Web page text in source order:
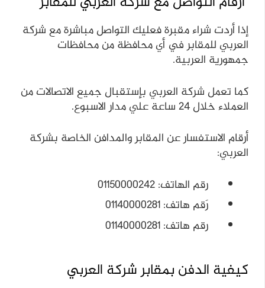
إذا أردت شراء مقبرة فعليك التواصل مباشرة مع شركة
العربي للمقابر في أي محافظة من محافظات
جمهورية العربية.
كما تعمل شركة العربي بإستقبال جميع الاتصالات من
العملاء خلال 24 ساعة علي مدار الاسبوع.
أرقام الاستفسار عن المقابر والمدافن الخاصة بشركة
العربي:
رقم الهاتف: 01150000242
رَقم هاتف: 01140000281
رقم هاتف: 01140000281
كيفية الدفن بمقابر شركة العربي